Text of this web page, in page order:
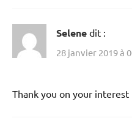
Selene dit :
28 janvier 2019 à
Thank you on your interest